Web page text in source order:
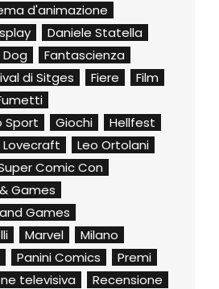
d'animazione
Daniele Statella
Dog
Fantascienza
di Sitges Fiere
Film
Sport
Giochi
Hellfest
Lovecraft
Leo Ortolani
Comic Con
Games
Games
Marvel
Milano
Panini Comics
Premi
televisiva
Recensione